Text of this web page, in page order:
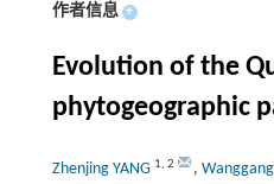
作者信息 +
Evolution of the
phytogeographic
Zhenjing YANG 1, 2 ,